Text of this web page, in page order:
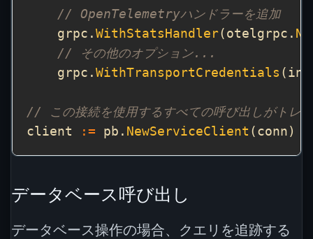
// OpenTelemetryハンドラーを追加
    grpc.
WithStatsHandler(otelgrpc.
// その他のオプション...
    grpc.
WithTransportCredentials
// この接続を使用するすべての呼び出しがトレ
client
:= pb. NewServiceClient
データベース呼び出し
データベース操作の場合、クエリを追跡する